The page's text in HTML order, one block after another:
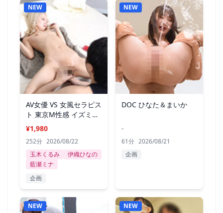
NEW
AV女優 VS 女風セラピス
ト 東京M性感 イズミ社
長
¥1,980
252分 2026/08/22
玉木くるみ
伊織ひなの
藍瀬ミナ
企画
NEW
DOC ひなた＆まいか
-
61分 2026/08/21
企画
NEW NEW